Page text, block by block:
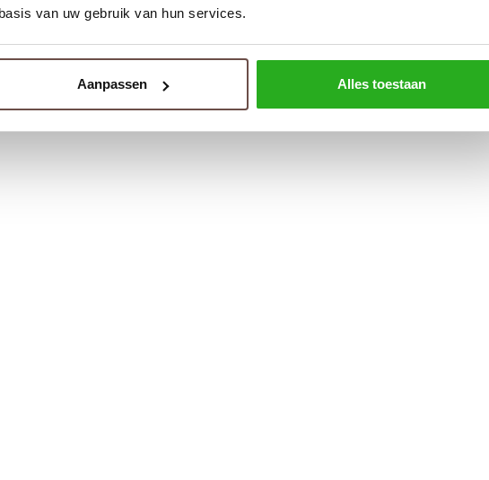
van uw gebruik van hun services.
Aanpassen Alles toestaan